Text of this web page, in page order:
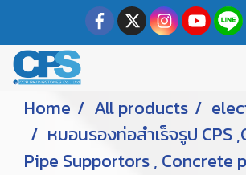
Home All products
หมอนรองท่อสำเร็จรูป CPS
Pipe Supportors , Concrete